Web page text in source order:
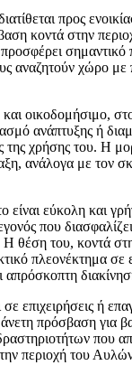
προς
κοντά στην
σημαντικό
αναζητούν χώρο με
και οικοδομήσιμο,
ανάπτυξης ή
της χρήσης του. Η
ανάλογα με τον
είναι εύκολη και
που
Η θέση του, κοντά
πλεονέκτημα σε
απρόσκοπτη
επιχειρήσεις ή
πρόσβαση για
που
περιοχή του